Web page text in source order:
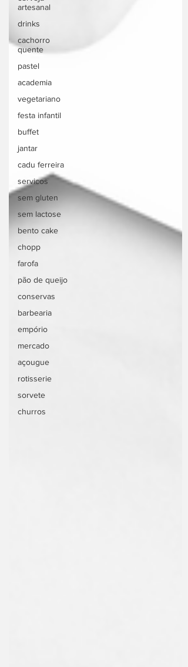
artesanal
drinks
cachorro
quente
pastel
academia
vegetariano
festa infantil
buffet
jantar
cadu ferreira
servicos
sem gluten
sem lactose
bento cake
chopp
farofa
pão de queijo
conservas
barbearia
empório
mercado
açougue
rotisserie
sorvete
churros